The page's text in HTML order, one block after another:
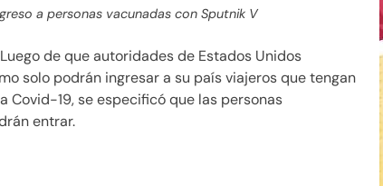
a personas vacunadas con Sputnik V
Luego de que autoridades de Estados Unidos
solo podrán ingresar a su país viajeros que tengan
Covid-19, se especificó que las personas
entrar.